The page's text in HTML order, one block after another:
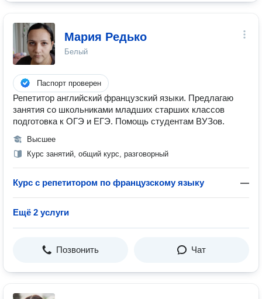
Мария Редько
Белый
Паспорт проверен
Репетитор английский французский языки. Предлагаю
занятия со школьниками младших старших классов
подготовка к ОГЭ и ЕГЭ. Помощь студентам ВУЗов.
Высшее
Курс занятий, общий курс, разговорный
Курс с репетитором по французскому языку —
Ещё 2 услуги
Позвонить Чат